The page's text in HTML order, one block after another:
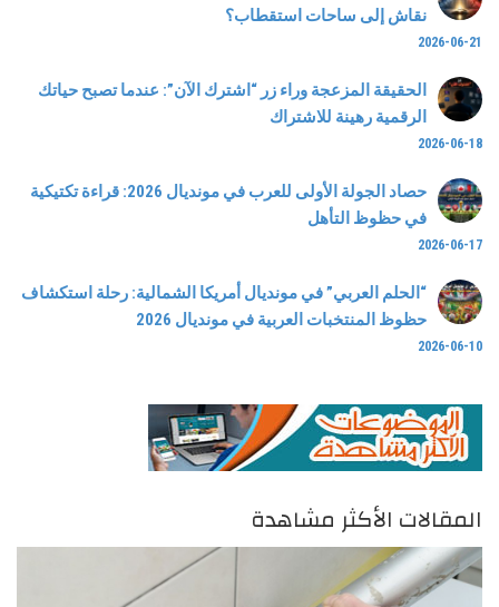
نقاش إلى ساحات استقطاب؟
2026-06-21
الحقيقة المزعجة وراء زر “اشترك الآن”: عندما تصبح حياتك
الرقمية رهينة للاشتراك
2026-06-18
حصاد الجولة الأولى للعرب في مونديال 2026: قراءة تكتيكية
في حظوظ التأهل
2026-06-17
“الحلم العربي” في مونديال أمريكا الشمالية: رحلة استكشاف
حظوظ المنتخبات العربية في مونديال 2026
2026-06-10
المقالات الأكثر مشاهدة